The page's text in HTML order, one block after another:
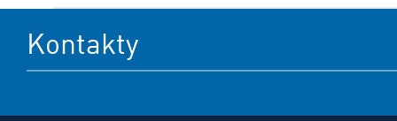
Kontakty